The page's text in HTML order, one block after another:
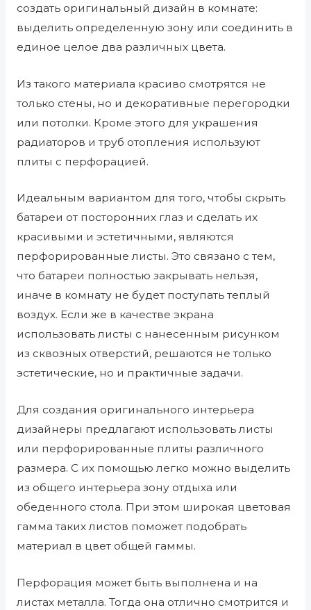
создать оригинальный дизайн в комнате:
выделить определенную зону или соединить в
единое целое два различных цвета.
Из такого материала красиво смотрятся не
только стены, но и декоративные перегородки
или потолки. Кроме этого для украшения
радиаторов и труб отопления используют
плиты с перфорацией.
Идеальным вариантом для того, чтобы скрыть
батареи от посторонних глаз и сделать их
красивыми и эстетичными, являются
перфорированные листы. Это связано с тем,
что батареи полностью закрывать нельзя,
иначе в комнату не будет поступать теплый
воздух. Если же в качестве экрана
использовать листы с нанесенным рисунком
из сквозных отверстий, решаются не только
эстетические, но и практичные задачи.
Для создания оригинального интерьера
дизайнеры предлагают использовать листы
или перфорированные плиты различного
размера. С их помощью легко можно выделить
из общего интерьера зону отдыха или
обеденного стола. При этом широкая цветовая
гамма таких листов поможет подобрать
материал в цвет общей гаммы.
Перфорация может быть выполнена и на
листах металла. Тогда она отлично смотрится и